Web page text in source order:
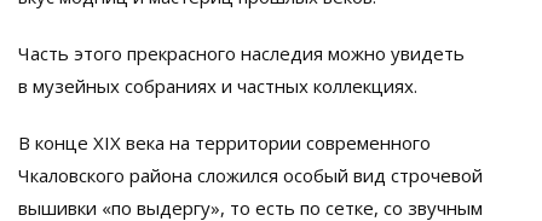
Часть этого прекрасного наследия можно увидеть
в музейных собраниях и частных коллекциях.
В конце XIX века на территории современного
Чкаловского района сложился особый вид строчевой
вышивки «по выдергу», то есть по сетке, со звучным